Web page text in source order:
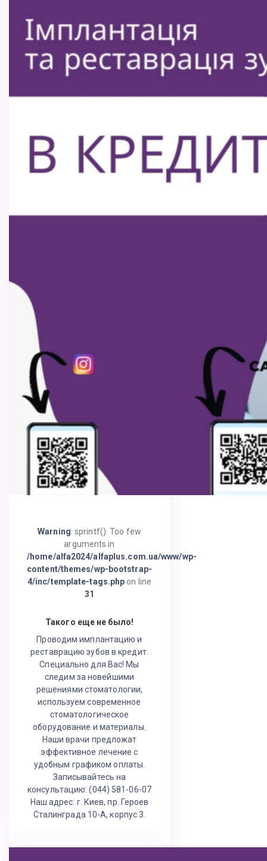
Warning: sprintf(): Too few
arguments in
/home/alfa2024/alfaplus.com.ua/www/wp-
content/themes/wp-bootstrap-
4/inc/template-tags.php on line
31
Такого еще не было!
Проводим имплантацию и
реставрацию зубов в кредит.
Специально для Вас! Мы
следим за новейшими
решениями стоматологии,
используем современное
стоматологическое
оборудование и материалы.
Наши врачи предложат
эффективное лечение с
удобным графиком оплаты.
Записывайтесь на
консультацию: (044) 581-06-07
Наш адрес: г. Киев, пр. Героев
Сталинграда 10-А, корпус 3.